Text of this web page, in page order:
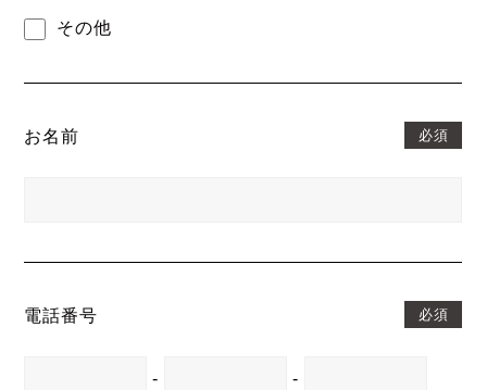
その他
お名前 必須
電話番号 必須
- -